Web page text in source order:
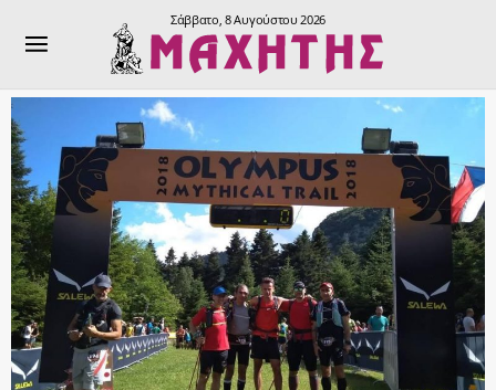
Σάββατο, 8 Αυγούστου 2026